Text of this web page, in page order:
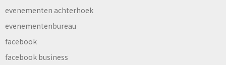
evenementen achterhoek
evenementenbureau
facebook
facebook business